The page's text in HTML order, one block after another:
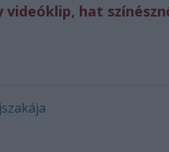
videóklip, hat